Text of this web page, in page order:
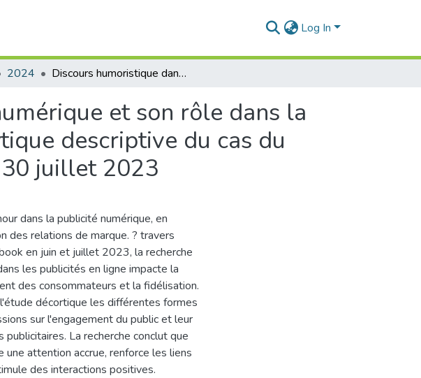
Log In
2024 Discours humoristique dans la publicité numérique et son rôle dans la gestion de la brand relation : étude analytique descriptive du cas du Groupe Bimo sur Facebook du 01 juin au 30 juillet 2023
et son rôle dans la
descriptive du cas du
juillet 2023
dans la publicité numérique, en
des relations de marque. ? travers
en juin et juillet 2023, la recherche
les publicités en ligne impacte la
des consommateurs et la fidélisation.
décortique les différentes formes
sur l'engagement du public et leur
La recherche conclut que
attention accrue, renforce les liens
des interactions positives.